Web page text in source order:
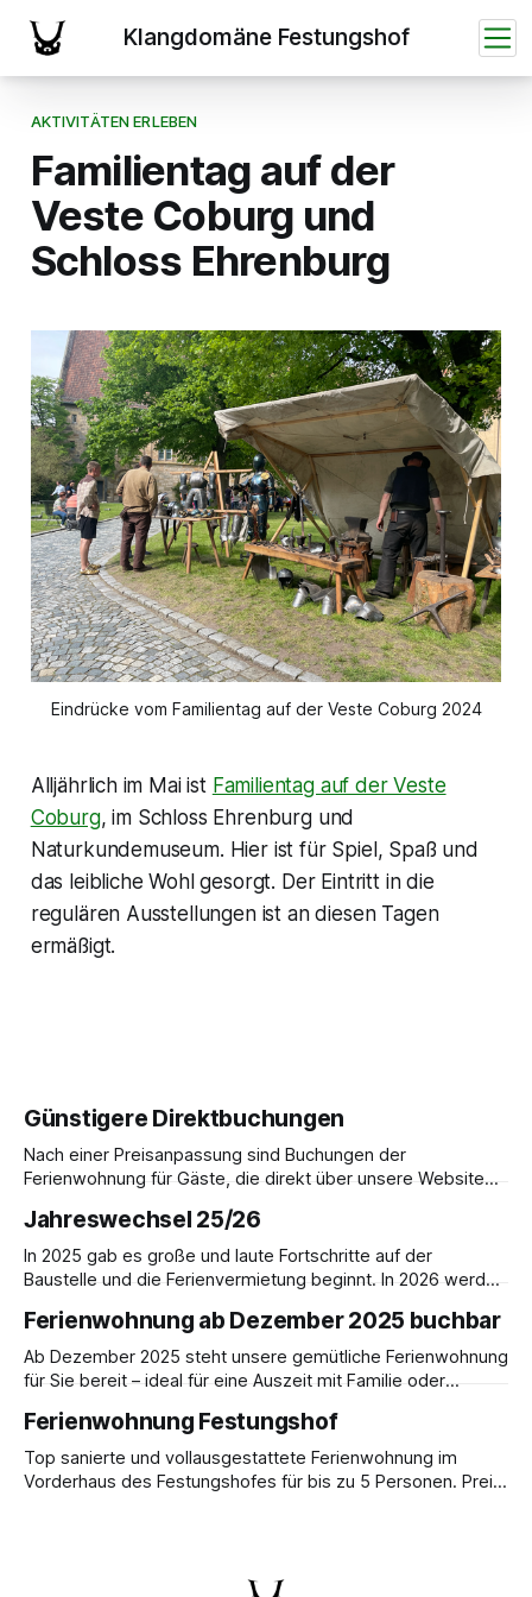
AKTIVITÄTEN ERLEBEN
Familientag auf der
Veste Coburg und
Schloss Ehrenburg
Eindrücke vom Familientag auf der Veste Coburg 2024
Alljährlich im Mai ist Familientag auf der Veste
Coburg, im Schloss Ehrenburg und
Naturkundemuseum. Hier ist für Spiel, Spaß und
das leibliche Wohl gesorgt. Der Eintritt in die
regulären Ausstellungen ist an diesen Tagen
ermäßigt.
Günstigere Direktbuchungen
Nach einer Preisanpassung sind Buchungen der
Ferienwohnung für Gäste, die direkt über unsere Website
Ferienwohnung im ehemaligen Forsthaus für bis zu 5
Personen. Preis pro Übernachtung: 180,- € inkl. MwSt.
Buchungen per E-Mail an info@festungshof.de
Jahreswechsel 25/26
In 2025 gab es große und laute Fortschritte auf der
Baustelle und die Ferienvermietung beginnt. In 2026 werden
sodass die ersten Musiker die Klangdomäne mit Musik
erfüllen können. Voraussetzung hierfür ist die Gründung
eines Vereins, der nicht nur für die Übernachtungskosten
Ferienwohnung ab Dezember 2025 buchbar
Ab Dezember 2025 steht unsere gemütliche Ferienwohnung
für Sie bereit – ideal für eine Auszeit mit Familie oder
winterliche Spaziergänge und erholsame Tage in
behaglicher Atmosphäre. Preis für bis zu 5 Erwachsene:
150,- € inkl. MwSt. pro Übernachtung Buchungen sind
Ferienwohnung Festungshof
Top sanierte und vollausgestattete Ferienwohnung im
Vorderhaus des Festungshofes für bis zu 5 Personen. Preis
Brandensteinsebene steht in völlig neu ausgestattetem